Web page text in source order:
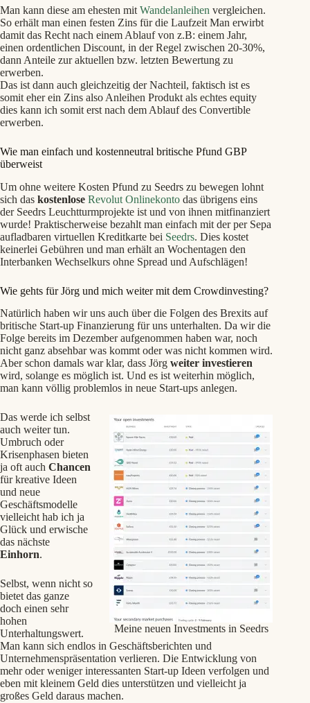
Man kann diese am ehesten mit Wandelanleihen vergleichen.
So erhält man einen festen Zins für die Laufzeit Man erwirbt
damit das Recht nach einem Ablauf von z.B: einem Jahr,
einen ordentlichen Discount, in der Regel zwischen 20-30%,
dann Anteile zur aktuellen bzw. letzten Bewertung zu
erwerben.
Das ist dann auch gleichzeitig der Nachteil, faktisch ist es
somit eher ein Zins also Anleihen Produkt als echtes equity
dies kann ich somit erst nach dem Ablauf des Convertible
erwerben.
Wie man einfach und kostenneutral britische Pfund GBP
überweist
Um ohne weitere Kosten Pfund zu Seedrs zu bewegen lohnt
sich das kostenlose Revolut Onlinekonto das übrigens eins
der Seedrs Leuchtturmprojekte ist und von ihnen mitfinanziert
wurde! Praktischerweise bezahlt man einfach mit der per Sepa
aufladbaren virtuellen Kreditkarte bei Seedrs. Dies kostet
keinerlei Gebühren und man erhält an Wochentagen den
Interbanken Wechselkurs ohne Spread und Aufschlägen!
Wie gehts für Jörg und mich weiter mit dem Crowdinvesting?
Natürlich haben wir uns auch über die Folgen des Brexits auf
britische Start-up Finanzierung für uns unterhalten. Da wir die
Folge bereits im Dezember aufgenommen haben war, noch
nicht ganz absehbar was kommt oder was nicht kommen wird.
Aber schon damals war klar, dass Jörg weiter investieren
wird, solange es möglich ist. Und es ist weiterhin möglich,
man kann völlig problemlos in neue Start-ups anlegen.
Meine neuen Investments in Seedrs
Das werde ich selbst
auch weiter tun.
Umbruch oder
Krisenphasen bieten
ja oft auch Chancen
für kreative Ideen
und neue
Geschäftsmodelle
vielleicht hab ich ja
Glück und erwische
das nächste
Einhorn.
Selbst, wenn nicht so
bietet das ganze
doch einen sehr
hohen
Unterhaltungswert.
Man kann sich endlos in Geschäftsberichten und
Unternehmenspräsentation verlieren. Die Entwicklung von
mehr oder weniger interessanten Start-up Ideen verfolgen und
eben mit kleinem Geld dies unterstützen und vielleicht ja
großes Geld daraus machen.